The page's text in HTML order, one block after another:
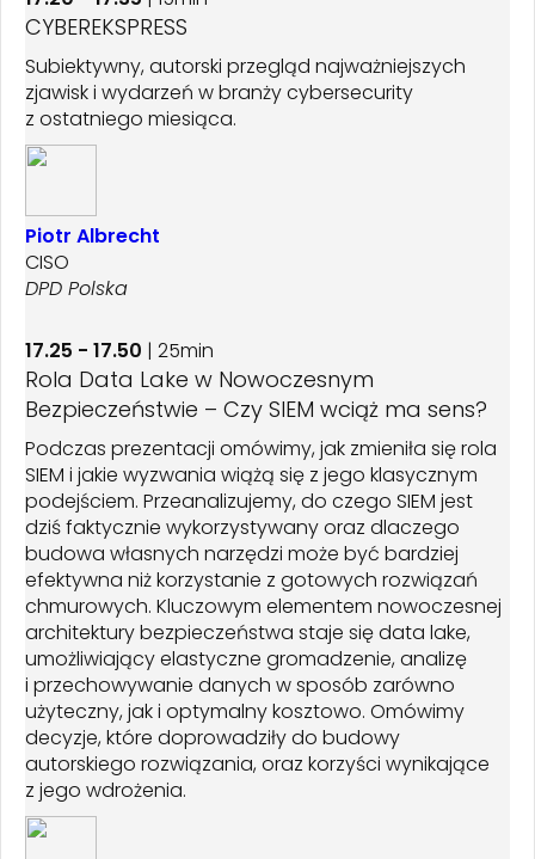
CYBEREKSPRESS
Subiektywny, autorski przegląd najważniejszych
zjawisk i wydarzeń w branży cybersecurity
z ostatniego miesiąca.
Piotr Albrecht
CISO
DPD Polska
17.25 - 17.50 | 25min
Rola Data Lake w Nowoczesnym
Bezpieczeństwie – Czy SIEM wciąż ma sens?
Podczas prezentacji omówimy, jak zmieniła się rola
SIEM i jakie wyzwania wiążą się z jego klasycznym
podejściem. Przeanalizujemy, do czego SIEM jest
dziś faktycznie wykorzystywany oraz dlaczego
budowa własnych narzędzi może być bardziej
efektywna niż korzystanie z gotowych rozwiązań
chmurowych. Kluczowym elementem nowoczesnej
architektury bezpieczeństwa staje się data lake,
umożliwiający elastyczne gromadzenie, analizę
i przechowywanie danych w sposób zarówno
użyteczny, jak i optymalny kosztowo. Omówimy
decyzje, które doprowadziły do budowy
autorskiego rozwiązania, oraz korzyści wynikające
z jego wdrożenia.